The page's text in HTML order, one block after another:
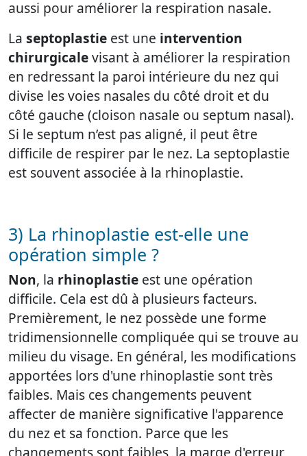
aussi pour améliorer la respiration nasale.
La septoplastie est une intervention
chirurgicalevisant à améliorer la respiration
en redressant la paroi intérieure du nez qui
divise les voies nasales du côté droit et du
côté gauche (cloison nasale ou septum nasal).
Si le septum n’est pas aligné, il peut être
difficile de respirer par le nez. La septoplastie
est souvent associée à la rhinoplastie.
3) La rhinoplastie est-elle une
opération simple ?
Non, la rhinoplastie est une opération
difficile. Cela est dû à plusieurs facteurs.
Premièrement, le nez possède une forme
tridimensionnelle compliquée qui se trouve au
milieu du visage. En général, les modifications
apportées lors d'une rhinoplastie sont très
faibles. Mais ces changements peuvent
affecter de manière significative l'apparence
du nez et sa fonction. Parce que les